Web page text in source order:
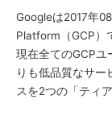
Googleは2017年
Platform（GCP）
現在全てのGCPユ
りも低品質なサ
スを2つの「ティ